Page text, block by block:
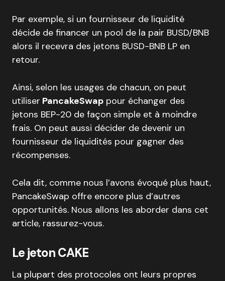
Par exemple, si un fournisseur de liquidité
décide de financer un pool de la pair BUSD/BNB
alors il recevra des jetons BUSD-BNB LP en
retour.
Ainsi, selon les usages de chacun, on peut
utiliser PancakeSwap pour échanger des
jetons BEP-20 de façon simple et à moindre
frais. On peut aussi décider de devenir un
fournisseur de liquidités pour gagner des
récompenses.
Cela dit, comme nous l’avons évoqué plus haut,
PancakeSwap offre encore plus d’autres
opportunités. Nous allons les aborder dans cet
article, rassurez-vous.
Le jeton CAKE
La plupart des protocoles ont leurs propres